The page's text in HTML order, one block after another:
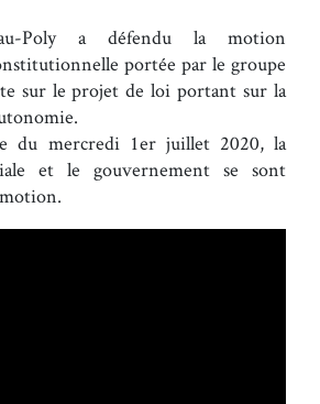
Poly a défendu la motion
portée par le groupe
sur le projet de loi portant sur la
du mercredi 1er juillet 2020, la
et le gouvernement se sont